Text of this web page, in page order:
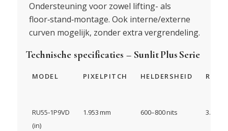
Ondersteuning voor zowel lifting- als
floor‑stand‑montage. Ook interne/externe
curven mogelijk, zonder extra vergrendeling.
Technische specificaties – Sunlit Plus Serie
MODEL PIXELPITCH HELDERSHEID
RU55‑1P9VD
(in)
1.953 mm 600–800 nits 3.840